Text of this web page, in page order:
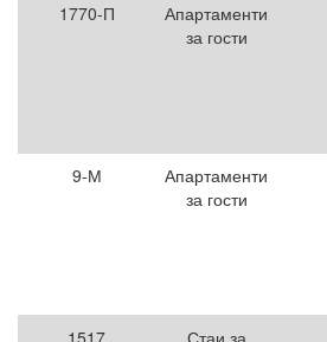
1770-П
Апартаменти
за гости
9-М
Апартаменти
за гости
1517 Стаи за